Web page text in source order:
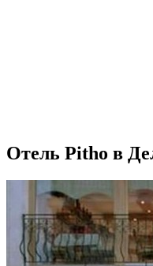
Отель Pitho в